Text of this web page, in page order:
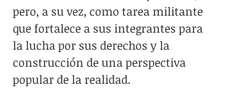
pero, a su vez, como tarea militante
que fortalece a sus integrantes para
la lucha por sus derechos y la
construcción de una perspectiva
popular de la realidad.